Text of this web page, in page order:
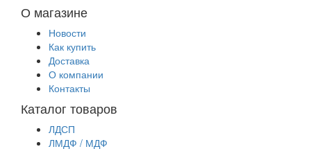
О магазине
Новости
Как купить
Доставка
О компании
Контакты
Каталог товаров
ЛДСП
ЛМДФ / МДФ